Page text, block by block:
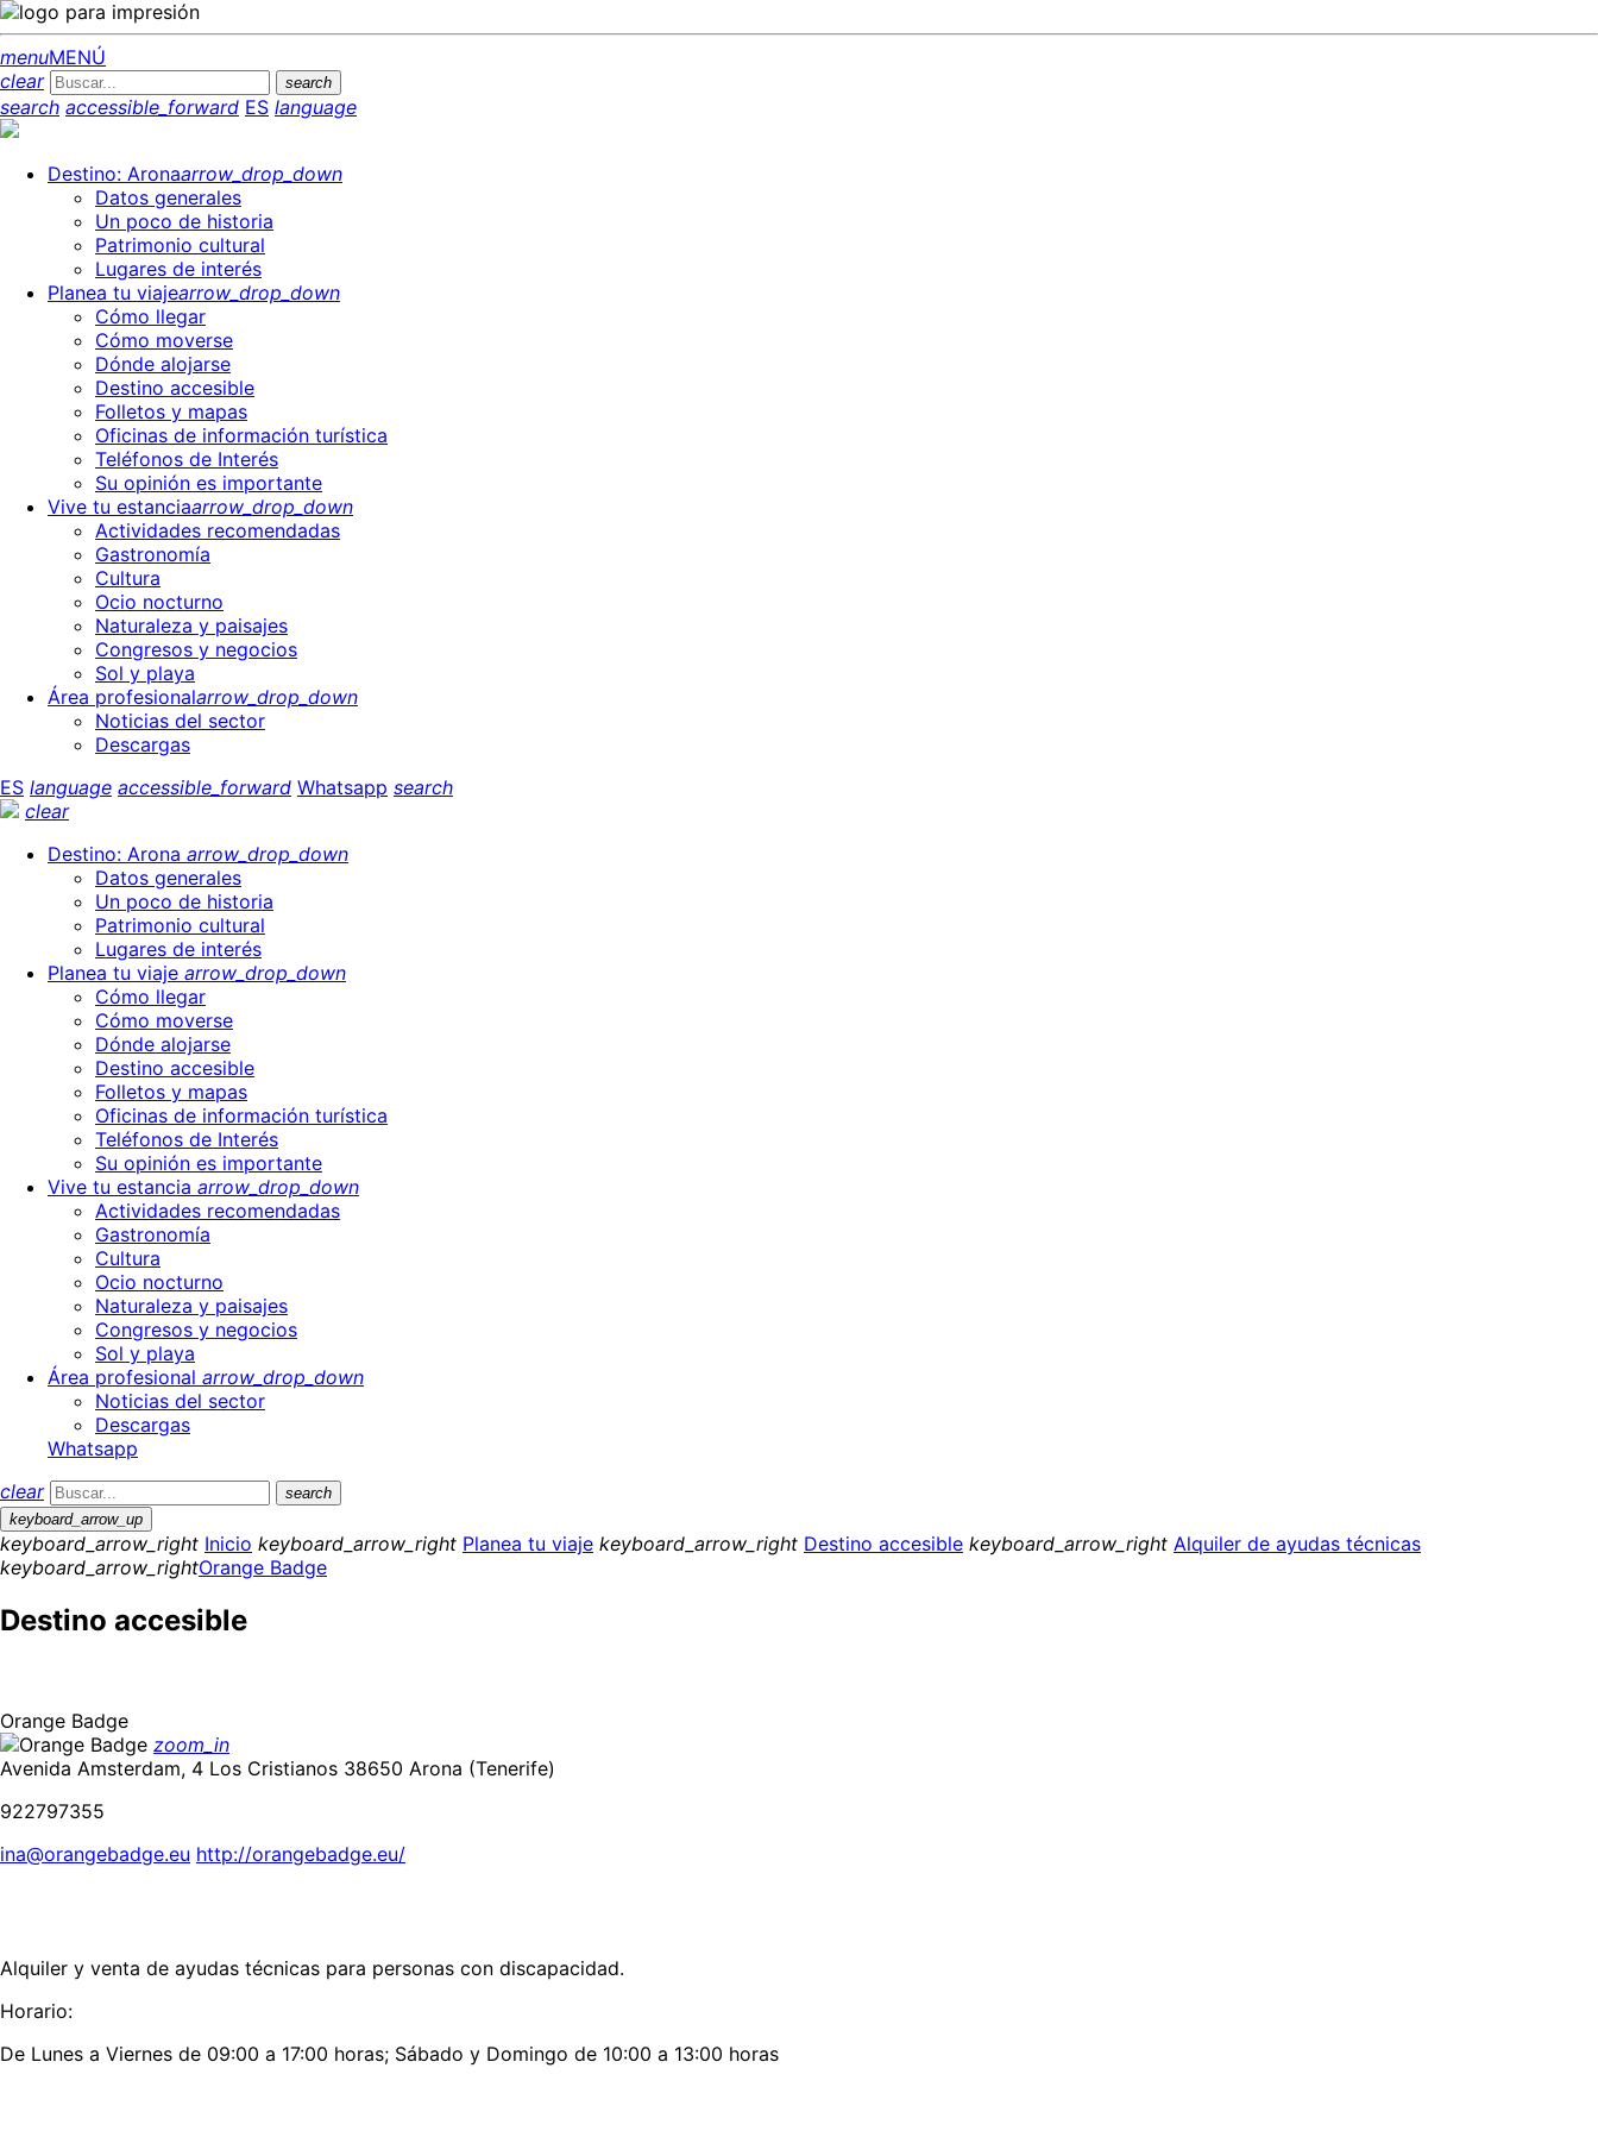
menuMENÚ
clear
search
search accessible_forward ES language
Destino: Aronaarrow_drop_down
Datos generales
Un poco de historia
Patrimonio cultural
Lugares de interés
Planea tu viajearrow_drop_down
Cómo llegar
Cómo moverse
Dónde alojarse
Destino accesible
Folletos y mapas
Oficinas de información turística
Teléfonos de Interés
Su opinión es importante
Vive tu estanciaarrow_drop_down
Actividades recomendadas
Gastronomía
Cultura
Ocio nocturno
Naturaleza y paisajes
Congresos y negocios
Sol y playa
Área profesionalarrow_drop_down
Noticias del sector
Descargas
ES language accessible_forward Whatsapp search
clear
Destino: Arona arrow_drop_down
Datos generales
Un poco de historia
Patrimonio cultural
Lugares de interés
Planea tu viaje arrow_drop_down
Cómo llegar
Cómo moverse
Dónde alojarse
Destino accesible
Folletos y mapas
Oficinas de información turística
Teléfonos de Interés
Su opinión es importante
Vive tu estancia arrow_drop_down
Actividades recomendadas
Gastronomía
Cultura
Ocio nocturno
Naturaleza y paisajes
Congresos y negocios
Sol y playa
Área profesional arrow_drop_down
Noticias del sector
Descargas
Whatsapp
clear
search
keyboard_arrow_up
keyboard_arrow_right Inicio keyboard_arrow_right Planea tu viaje keyboard_arrow_right Destino accesible keyboard_arrow_right Alquiler de ayudas técnicas
keyboard_arrow_rightOrange Badge
Destino accesible
Orange Badge
zoom_in
Avenida Amsterdam, 4 Los Cristianos 38650 Arona (Tenerife)
922797355
ina@orangebadge.eu http://orangebadge.eu/
Alquiler y venta de ayudas técnicas para personas con discapacidad.
Horario:
De Lunes a Viernes de 09:00 a 17:00 horas; Sábado y Domingo de 10:00 a 13:00 horas